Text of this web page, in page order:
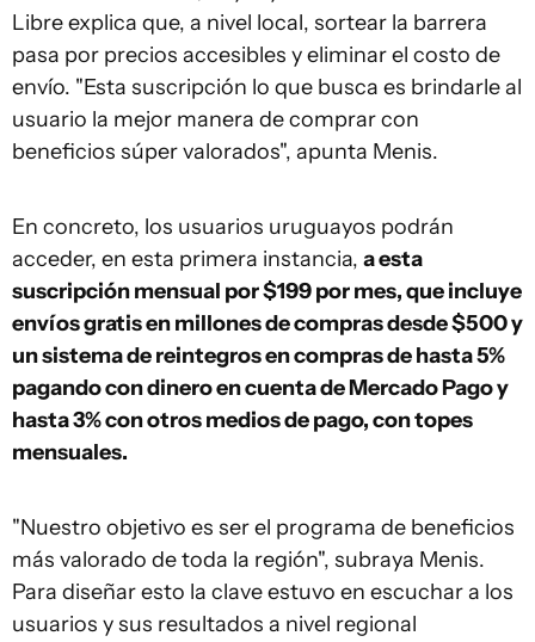
Libre explica que, a nivel local, sortear la barrera
pasa por precios accesibles y eliminar el costo de
envío. "Esta suscripción lo que busca es brindarle al
usuario la mejor manera de comprar con
beneficios súper valorados", apunta Menis.
En concreto, los usuarios uruguayos podrán
acceder, en esta primera instancia, a esta
suscripción mensual por $199 por mes, que incluye
envíos gratis en millones de compras desde $500 y
un sistema de reintegros en compras de hasta 5%
pagando con dinero en cuenta de Mercado Pago y
hasta 3% con otros medios de pago, con topes
mensuales.
"Nuestro objetivo es ser el programa de beneficios
más valorado de toda la región", subraya Menis.
Para diseñar esto la clave estuvo en escuchar a los
usuarios y sus resultados a nivel regional